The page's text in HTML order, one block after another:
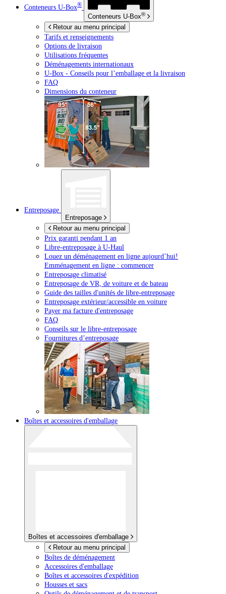
Conteneurs U-Box®
Conteneurs U-Box®
Retour au menu principal
Tarifs et renseignements
Options de livraison
Utilisations fréquentes
Déménagements internationaux
U-Box - Conseils pour l’emballage et la livraison
FAQ
Dimensions du conteneur
Entreposage
Entreposage
Retour au menu principal
Prix garanti pendant 1 an
Libre-entreposage à U-Haul
Louez un déménagement en ligne aujourd’hui!
Emménagement en ligne : commencer
Entreposage climatisé
Entreposage de VR, de voiture et de bateau
Guide des tailles d'unités de libre-entreposage
Entreposage extérieur/accessible en voiture
Payer ma facture d'entreposage
FAQ
Conseils sur le libre-entreposage
Fournitures d’entreposage
Boîtes et accessoires d'emballage
Boîtes et accessoires d'emballage
Retour au menu principal
Boîtes de déménagement
Accessoires d'emballage
Boîtes et accessoires d'expédition
Housses et sacs